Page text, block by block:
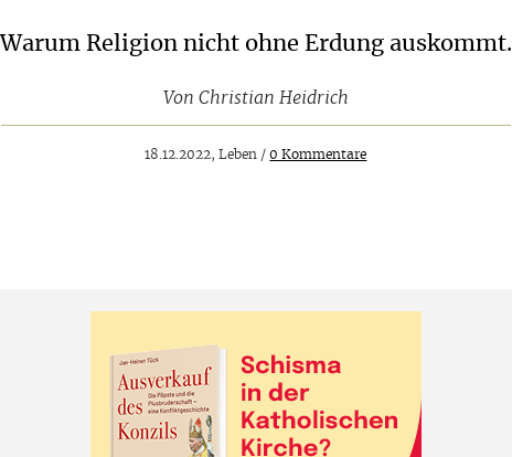
Warum Religion nicht ohne Erdung auskommt.
Von Christian Heidrich
18.12.2022, Leben /0 Kommentare